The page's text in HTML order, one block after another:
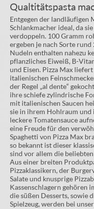
Qualtitätspasta
Entgegen der landläufigen
Schlankmacher ideal, da
verdoppeln. 100 Gramm
ergeben je nach Sorte
Nudeln enthalten nahezu
pflanzliches Eiweiß, B-
und Eisen. Pizza Max
italienischen
der Regel „al dente“
ihre schiefe zylindrische
mit italienischen Saucen
sie in ihrem Hohlraum und
leckere Tomatensauce
eine Freude für den
Spaghetti von Pizza Max
so bekannt ist dieser
sind vor allem die
Aus einer breiten
Pizzaklassikern, der
Salate und knusprige
Kassenschlagern gehören
die süßen Desserts, sowie
Spielzeug, werden bei